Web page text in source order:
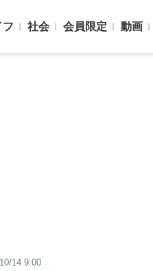
フ 社会 会員限定 動画
14 9:00